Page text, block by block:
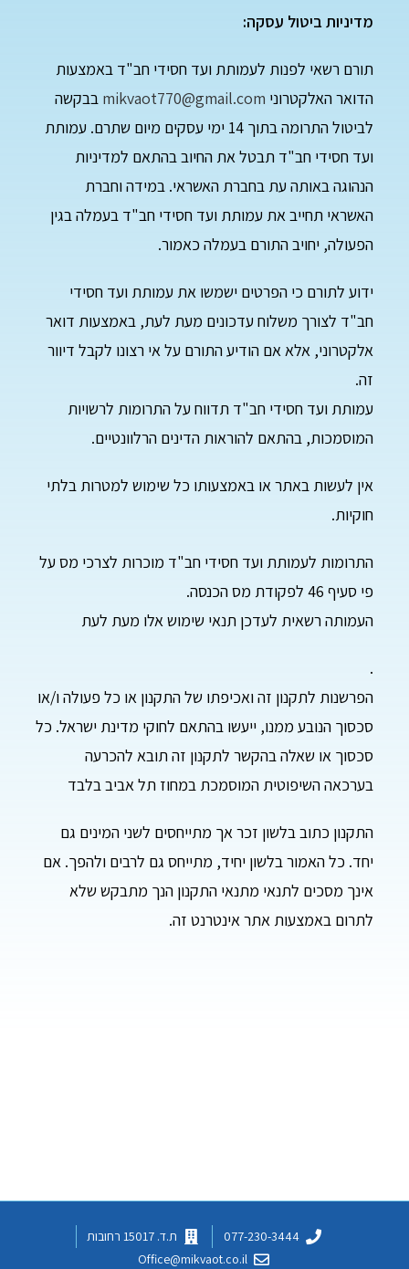
מדיניות ביטול עסקה:
תורם רשאי לפנות לעמותת ועד חסידי חב"ד באמצעות
הדואר האלקטרוני mikvaot770@gmail.com בבקשה
לביטול התרומה בתוך 14 ימי עסקים מיום שתרם. עמותת
ועד חסידי חב"ד תבטל את החיוב בהתאם למדיניות
הנהוגה באותה עת בחברת האשראי. במידה וחברת
האשראי תחייב את עמותת ועד חסידי חב"ד בעמלה בגין
הפעולה, יחויב התורם בעמלה כאמור.
ידוע לתורם כי הפרטים ישמשו את עמותת ועד חסידי
חב"ד לצורך משלוח עדכונים מעת לעת, באמצעות דואר
אלקטרוני, אלא אם הודיע התורם על אי רצונו לקבל דיוור
זה.
עמותת ועד חסידי חב"ד תדווח על התרומות לרשויות
המוסמכות, בהתאם להוראות הדינים הרלוונטיים.
אין לעשות באתר או באמצעותו כל שימוש למטרות בלתי
חוקיות.
התרומות לעמותת ועד חסידי חב"ד מוכרות לצרכי מס על
פי סעיף 46 לפקודת מס הכנסה.
העמותה רשאית לעדכן תנאי שימוש אלו מעת לעת
.
הפרשנות לתקנון זה ואכיפתו של התקנון או כל פעולה ו/או
סכסוך הנובע ממנו, ייעשו בהתאם לחוקי מדינת ישראל. כל
סכסוך או שאלה בהקשר לתקנון זה תובא להכרעה
בערכאה השיפוטית המוסמכת במחוז תל אביב בלבד
התקנון כתוב בלשון זכר אך מתייחסים לשני המינים גם
יחד. כל האמור בלשון יחיד, מתייחס גם לרבים ולהפך. אם
אינך מסכים לתנאי מתנאי התקנון הנך מתבקש שלא
לתרום באמצעות אתר אינטרנט זה.
077-230-3444
ת.ד. 15017 רחובות
Office@mikvaot.co.il